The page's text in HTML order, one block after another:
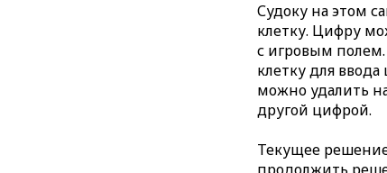
Судоку на этом
клетку. Цифру
с игровым
клетку для
можно удалить
другой цифрой.
Текущее